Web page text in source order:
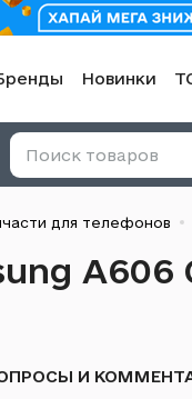
Новинки
для телефонов
A606
И